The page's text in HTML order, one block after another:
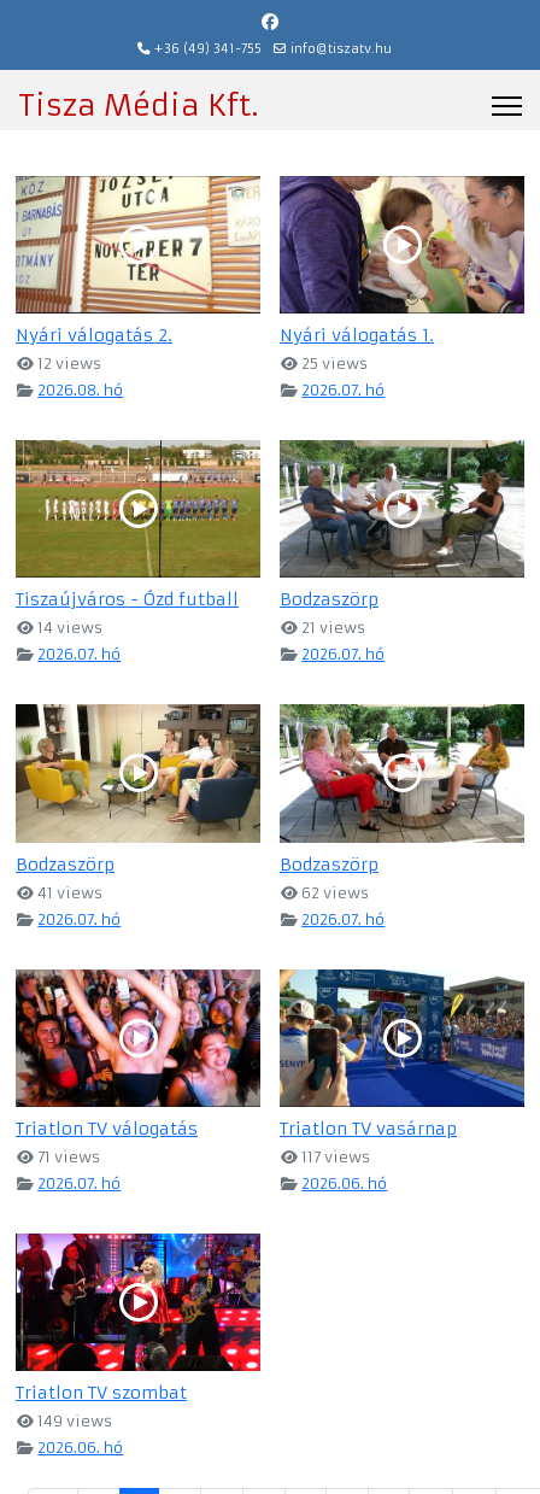
+36 (49) 341-755 info@tiszatv.hu
Tisza Média Kft.
Nyári válogatás 2.
12 views
2026.08. hó
Nyári válogatás 1.
25 views
2026.07. hó
Tiszaújváros - Ózd futball
14 views
2026.07. hó
Bodzaszörp
21 views
2026.07. hó
Bodzaszörp
41 views
2026.07. hó
Bodzaszörp
62 views
2026.07. hó
Triatlon TV válogatás
71 views
2026.07. hó
Triatlon TV vasárnap
117 views
2026.06. hó
Triatlon TV szombat
149 views
2026.06. hó